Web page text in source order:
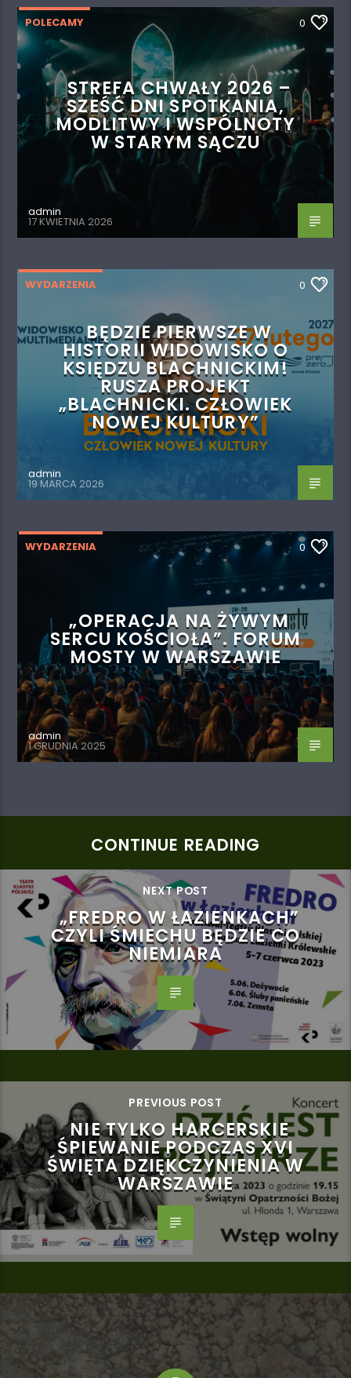
POLECAMY 0
STREFA CHWAŁY 2026 –
SZEŚĆ DNI SPOTKANIA,
MODLITWY I WSPÓLNOTY
W STARYM SĄCZU
admin
17 KWIETNIA 2026
WYDARZENIA 0
BĘDZIE PIERWSZE W
HISTORII WIDOWISKO O
KSIĘDZU BLACHNICKIM!
RUSZA PROJEKT
„BLACHNICKI. CZŁOWIEK
NOWEJ KULTURY”
admin
19 MARCA 2026
WYDARZENIA 0
„OPERACJA NA ŻYWYM
SERCU KOŚCIOŁA”. FORUM
MOSTY W WARSZAWIE
admin
1 GRUDNIA 2025
CONTINUE READING
NEXT POST
„FREDRO W ŁAZIENKACH”
CZYLI ŚMIECHU BĘDZIE CO
NIEMIARA
PREVIOUS POST
NIE TYLKO HARCERSKIE
ŚPIEWANIE PODCZAS XVI
ŚWIĘTA DZIĘKCZYNIENIA W
WARSZAWIE